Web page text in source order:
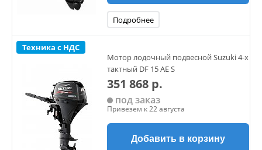
Подробнее
Техника с НДС
Мотор лодочный подвесной Suzuki 4-х
тактный DF 15 AE S
351 868 р.
под заказ
Привезем к 22 августа
Добавить в корзину